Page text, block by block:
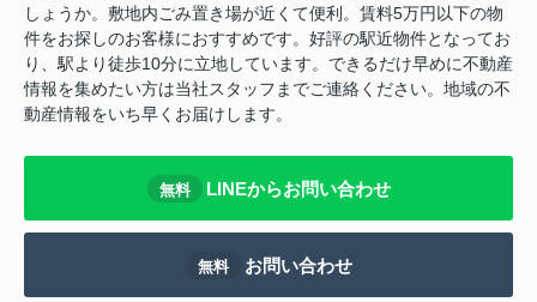
しょうか。敷地内ごみ置き場が近くて便利。賃料5万円以下の物
件をお探しのお客様におすすめです。好評の駅近物件となってお
り、駅より徒歩10分に立地しています。できるだけ早めに不動産
情報を集めたい方は当社スタッフまでご連絡ください。地域の不
動産情報をいち早くお届けします。
無料 LINEからお問い合わせ
無料 お問い合わせ